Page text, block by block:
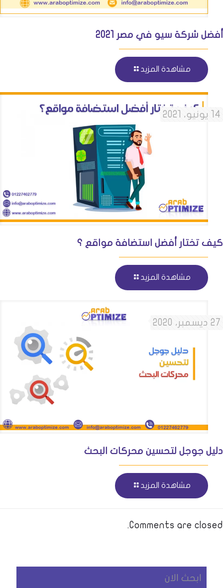
أفضل شركة سيو في مصر 2021
مشاهدة المزيد
14 يونيو، 2021
كيف تختار أفضل استضافة مواقع ؟
مشاهدة المزيد
27 ديسمبر، 2020
دليل جوجل لتحسين محركات البحث
مشاهدة المزيد
Comments are closed.